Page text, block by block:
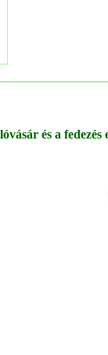
és a